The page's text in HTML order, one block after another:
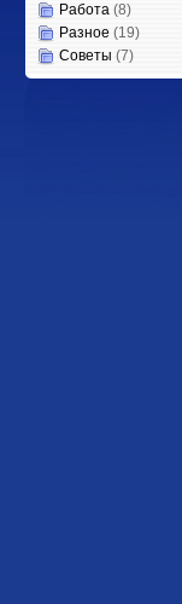
Работа (8)
Разное (19)
Советы (7)